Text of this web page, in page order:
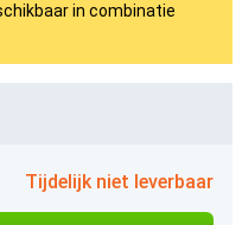
in combinatie
Tijdelijk niet leverbaar